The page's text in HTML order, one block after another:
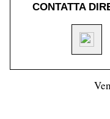
CONTATTA